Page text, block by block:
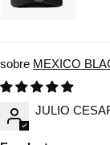
MEXICO
JULIO